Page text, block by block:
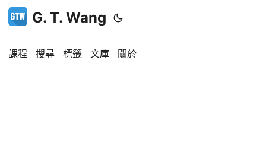
G. T. Wang
課程 搜尋 標籤 文庫 關於